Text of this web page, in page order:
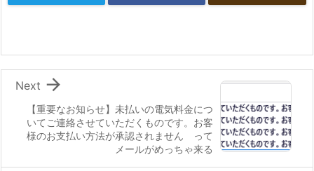
【重要なお知らせ】未払いの電気料金につ
いてご連絡させていただくものです。お客
様のお支払い方法が承認されません って
メールがめっちゃ来る

Next